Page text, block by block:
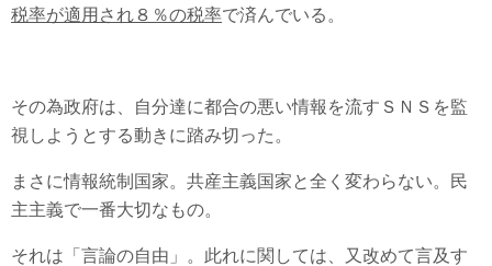
税率が適用され８％の税率で済んでいる。
その為政府は、自分達に都合の悪い情報を流すＳＮＳを監
視しようとする動きに踏み切った。
まさに情報統制国家。共産主義国家と全く変わらない。民
主主義で一番大切なもの。
それは「言論の自由」。此れに関しては、又改めて言及す